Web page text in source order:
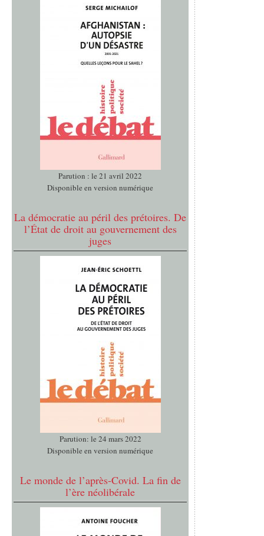
Parution : le 21 avril 2022
Disponible en version numérique
La démocratie au péril des prétoires. De
l’État de droit au gouvernement des
juges
Parution: le 24 mars 2022
Disponible en version numérique
Le monde de l’après-Covid. La fin de
l’ère néolibérale